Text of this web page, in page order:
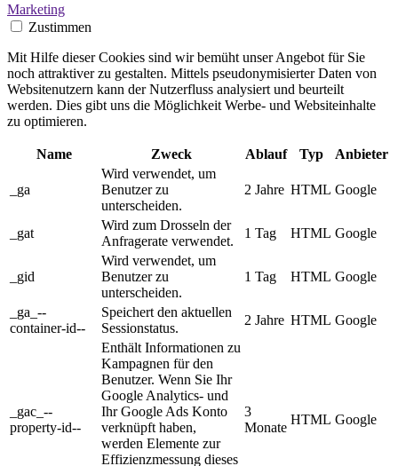
Marketing
Zustimmen
Mit Hilfe dieser Cookies sind wir bemüht unser Angebot für Sie
noch attraktiver zu gestalten. Mittels pseudonymisierter Daten von
Websitenutzern kann der Nutzerfluss analysiert und beurteilt
werden. Dies gibt uns die Möglichkeit Werbe- und Websiteinhalte
zu optimieren.
Name Zweck Ablauf Typ Anbieter
_ga
Wird verwendet, um
Benutzer zu
unterscheiden.
2 Jahre HTML Google
_gat
Wird zum Drosseln der
Anfragerate verwendet.
1 Tag HTML Google
_gid
Wird verwendet, um
Benutzer zu
unterscheiden.
1 Tag HTML Google
_ga_--
container-id--
Speichert den aktuellen
Sessionstatus.
2 Jahre HTML Google
_gac_--
property-id--
Enthält Informationen zu
Kampagnen für den
Benutzer. Wenn Sie Ihr
Google Analytics- und
Ihr Google Ads Konto
verknüpft haben,
werden Elemente zur
Effizienzmessung dieses
3
Monate
HTML Google